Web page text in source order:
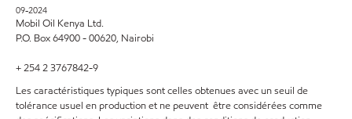
09-2024
Mobil Oil Kenya Ltd.
P.O. Box 64900 - 00620, Nairobi
+ 254 2 3767842-9
Les caractéristiques typiques sont celles obtenues avec un seuil de
tolérance usuel en production et ne peuvent être considérées comme